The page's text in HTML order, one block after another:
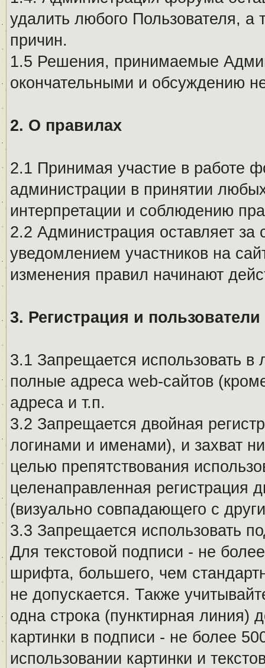
удалить любого Пользователя, а
причин.
1.5 Решения, принимаемые
окончательными и обсуждению
2. О правилах
2.1 Принимая участие в работе
администрации в принятии
интерпретации и соблюдению
2.2 Администрация оставляет
уведомлением участников на
изменения правил начинают
3. Регистрация и пользователи
3.1 Запрещается использовать
полные адреса web-сайтов
адреса и т.п.
3.2 Запрещается двойная
логинами и именами), и захват
целью препятствования
целенаправленная регистрация
(визуально совпадающего с
3.3 Запрещается использовать
Для текстовой подписи - не
шрифта, большего, чем
не допускается. Также
одна строка (пунктирная линия)
картинки в подписи - не более
использовании картинки и